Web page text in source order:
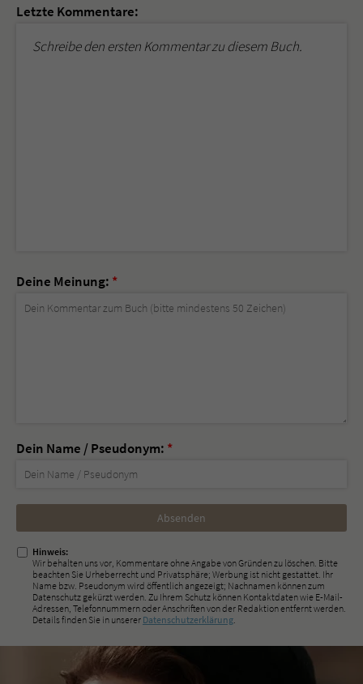
Letzte Kommentare:
Schreibe den ersten Kommentar zu diesem Buch.
Deine Meinung: *
Dein Name / Pseudonym: *
Nicht
ausfüllen!
Hinweis:
Wir behalten uns vor, Kommentare ohne Angabe von Gründen zu löschen. Bitte
beachten Sie Urheberrecht und Privatsphäre; Werbung ist nicht gestattet. Ihr
Name bzw. Pseudonym wird öffentlich angezeigt; Nachnamen können zum
Datenschutz gekürzt werden. Zu Ihrem Schutz können Kontaktdaten wie E-Mail-
Adressen, Telefonnummern oder Anschriften von der Redaktion entfernt werden.
Details finden Sie in unserer Datenschutzerklärung